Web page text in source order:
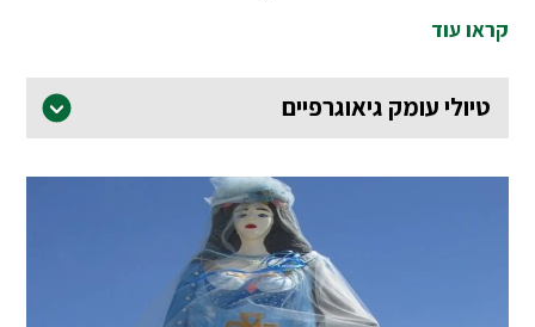
קראו עוד
טיולי עומק גיאוגרפיים